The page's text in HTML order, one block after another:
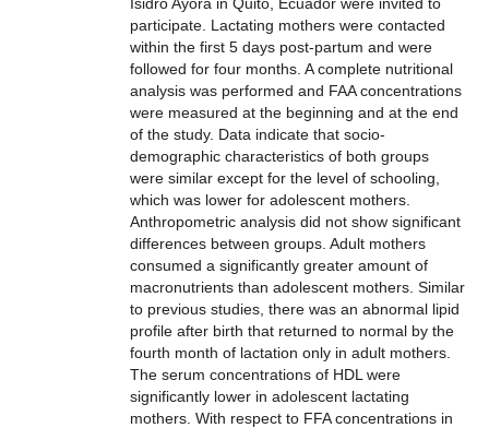
participate. Lactating mothers were contacted
within the first 5 days post-partum and were
followed for four months. A complete nutritional
analysis was performed and FAA concentrations
were measured at the beginning and at the end
of the study. Data indicate that socio-
demographic characteristics of both groups
were similar except for the level of schooling,
which was lower for adolescent mothers.
Anthropometric analysis did not show significant
differences between groups. Adult mothers
consumed a significantly greater amount of
macronutrients than adolescent mothers. Similar
to previous studies, there was an abnormal lipid
profile after birth that returned to normal by the
fourth month of lactation only in adult mothers.
The serum concentrations of HDL were
significantly lower in adolescent lactating
mothers. With respect to FFA concentrations in